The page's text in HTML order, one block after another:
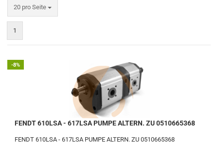
20 pro Seite
pro Seite
1
-8%
FENDT 610LSA - 617LSA PUMPE ALTERN. ZU 0510665368
FENDT 610LSA - 617LSA PUMPE ALTERN. ZU 0510665368